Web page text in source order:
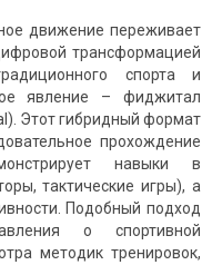
движение переживает
трансформацией
спорта и
явление – фиджитал
Этот гибридный формат
прохождение
навыки в
тактические игры), а
Подобный подход
о спортивной
методик тренировок,